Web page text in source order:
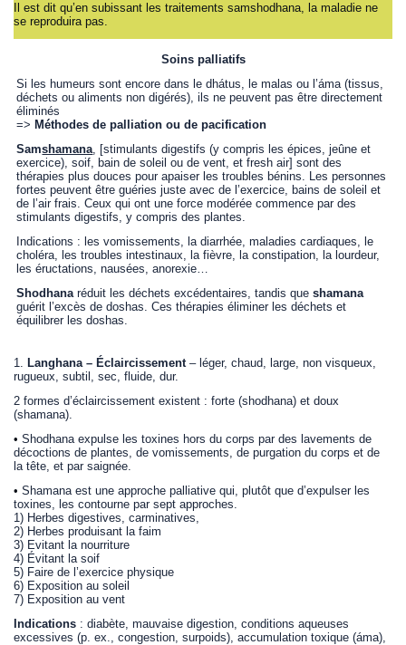
Il est dit qu’en subissant les traitements samshodhana, la maladie ne
se reproduira pas.
Soins palliatifs
Si les humeurs sont encore dans le dhátus, le malas ou l’áma (tissus,
déchets ou aliments non digérés), ils ne peuvent pas être directement
éliminés
=> Méthodes de palliation ou de pacification
Samshamana, [stimulants digestifs (y compris les épices, jeûne et
exercice), soif, bain de soleil ou de vent, et fresh air] sont des
thérapies plus douces pour apaiser les troubles bénins. Les personnes
fortes peuvent être guéries juste avec de l’exercice, bains de soleil et
de l’air frais. Ceux qui ont une force modérée commence par des
stimulants digestifs, y compris des plantes.
Indications : les vomissements, la diarrhée, maladies cardiaques, le
choléra, les troubles intestinaux, la fièvre, la constipation, la lourdeur,
les éructations, nausées, anorexie…
Shodhanaréduit les déchets excédentaires, tandis queshamana
guérit l’excès de doshas. Ces thérapies éliminer les déchets et
équilibrer les doshas.
1. Langhana – Éclaircissement– léger, chaud, large, non visqueux,
rugueux, subtil, sec, fluide, dur.
2 formes d’éclaircissement existent : forte (shodhana) et doux
(shamana).
•Shodhana expulse les toxines hors du corps par des lavements de
décoctions de plantes, de vomissements, de purgation du corps et de
la tête, et par saignée.
•Shamana est une approche palliative qui, plutôt que d’expulser les
toxines, les contourne par sept approches.
1) Herbes digestives, carminatives,
2) Herbes produisant la faim
3) Evitant la nourriture
4) Évitant la soif
5) Faire de l’exercice physique
6) Exposition au soleil
7) Exposition au vent
Indications : diabète, mauvaise digestion, conditions aqueuses
excessives (p. ex., congestion, surpoids), accumulation toxique (áma),